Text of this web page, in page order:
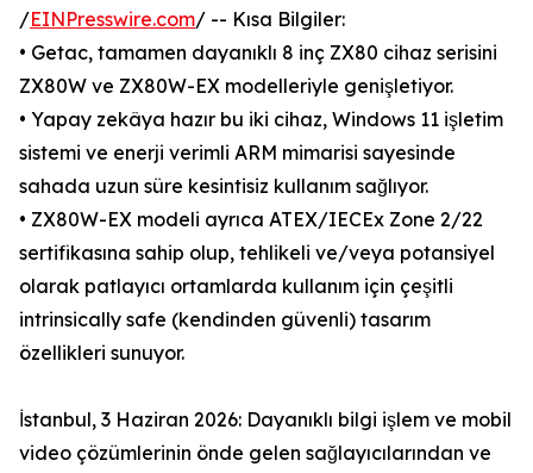
/EINPresswire.com/ -- Kısa Bilgiler:
• Getac, tamamen dayanıklı 8 inç ZX80 cihaz serisini
ZX80W ve ZX80W-EX modelleriyle genişletiyor.
• Yapay zekâya hazır bu iki cihaz, Windows 11 işletim
sistemi ve enerji verimli ARM mimarisi sayesinde
sahada uzun süre kesintisiz kullanım sağlıyor.
• ZX80W-EX modeli ayrıca ATEX/IECEx Zone 2/22
sertifikasına sahip olup, tehlikeli ve/veya potansiyel
olarak patlayıcı ortamlarda kullanım için çeşitli
intrinsically safe (kendinden güvenli) tasarım
özellikleri sunuyor.
İstanbul, 3 Haziran 2026: Dayanıklı bilgi işlem ve mobil
video çözümlerinin önde gelen sağlayıcılarından ve